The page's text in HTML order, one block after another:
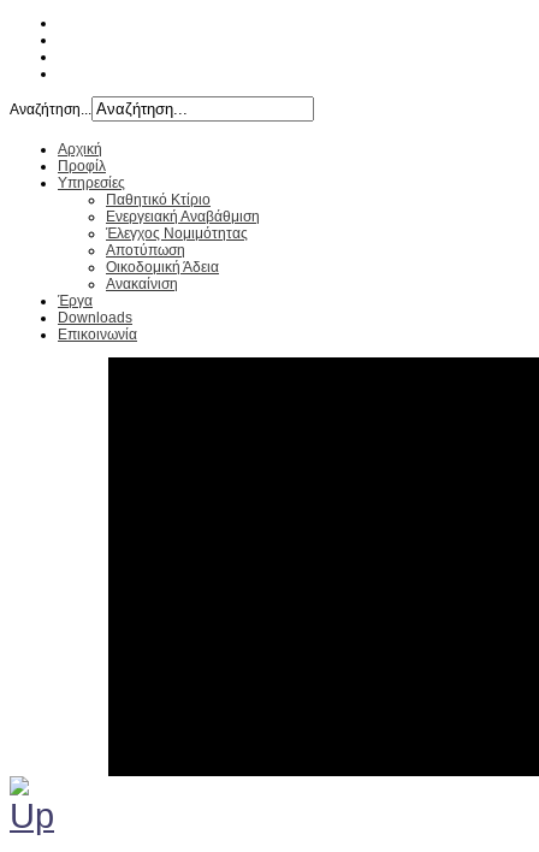
Αναζήτηση...
Αρχική
Προφίλ
Υπηρεσίες
Παθητικό Κτίριο
Ενεργειακή Αναβάθμιση
Έλεγχος Νομιμότητας
Αποτύπωση
Οικοδομική Άδεια
Ανακαίνιση
Έργα
Downloads
Επικοινωνία